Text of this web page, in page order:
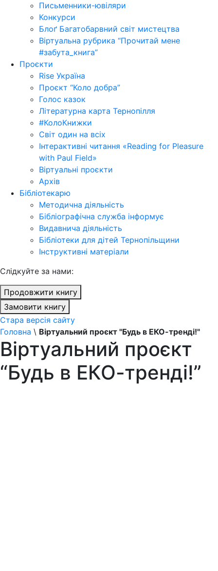
Письменники-ювіляри
Конкурси
Блоґ Багатобарвний світ мистецтва
Віртуальна рубрика “Прочитай мене
#забута_книга”
Проєкти
Rise Україна
Проєкт “Коло добра”
Голос казок
Літературна карта Тернопілля
#КолоКнижки
Світ один на всіх
Інтерактивні читання «Reading for Pleasure
with Paul Field»
Віртуальні проєкти
Архів
Бібліотекарю
Методична діяльність
Бібліографічна служба інформує
Видавнича діяльність
Бібліотеки для дітей Тернопільщини
Інструктивні матеріали
Cлідкуйте за нами:
Продовжити книгу
Замовити книгу
Стара версія сайту
Головна \ Віртуальний проєкт "Будь в ЕКО-тренді!"
Віртуальний проєкт
“Будь в ЕКО-тренді!”